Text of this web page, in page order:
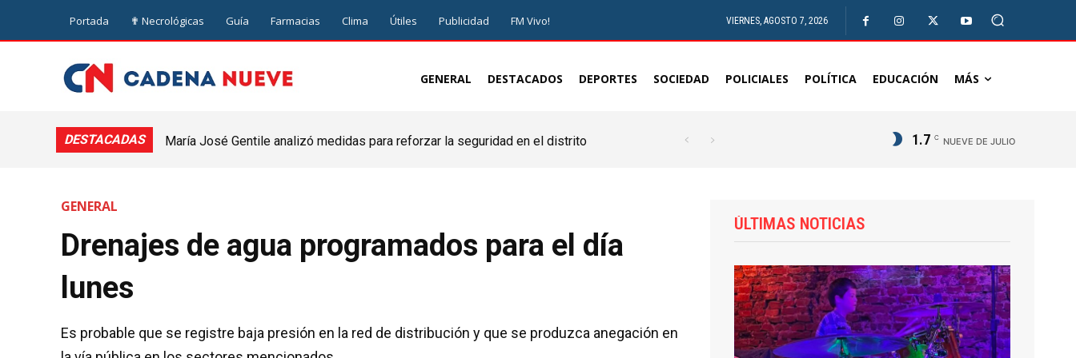
Portada ✟ Necrológicas Guía Farmacias Clima Útiles Publicidad FM Vivo! VIERNES, AGOSTO 7, 2026
GENERAL DESTACADOS DEPORTES SOCIEDAD POLICIALES POLÍTICA EDUCACIÓN MÁS
DESTACADAS
María José Gentile analizó medidas para reforzar la seguridad en el distrito
1.7 C NUEVE DE JULIO
GENERAL
Drenajes de agua programados para el día
lunes
Es probable que se registre baja presión en la red de distribución y que se produzca anegación en
ÚLTIMAS NOTICIAS